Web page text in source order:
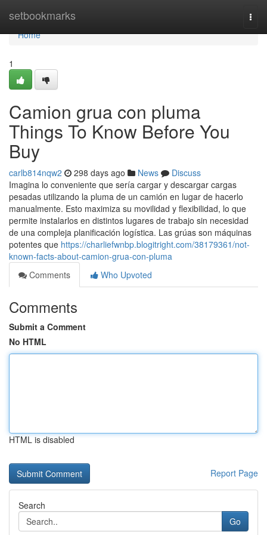
setbookmarks
Home
Home
1
Camion grua con pluma
Things To Know Before You
Buy
carlb814nqw2 298 days ago News
Discuss
Imagina lo conveniente que sería cargar y descargar cargas
pesadas utilizando la pluma de un camión en lugar de hacerlo
manualmente. Esto maximiza su movilidad y flexibilidad, lo que
permite instalarlos en distintos lugares de trabajo sin necesidad
de una compleja planificación logística. Las grúas son máquinas
potentes que https://charliefwnbp.blogitright.com/38179361/not-
known-facts-about-camion-grua-con-pluma
Comments
Who Upvoted
Comments
Submit a Comment
No HTML
HTML is disabled
Report Page
Search
Go